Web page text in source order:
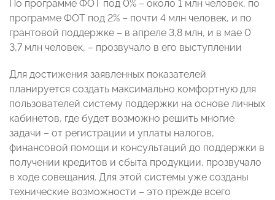
По программе ФОТ под 0% – около 1 млн человек, по
программе ФОТ под 2% – почти 4 млн человек, и по
грантовой поддержке – в апреле 3,8 млн, и в мае 0
3,7 млн человек, – прозвучало в его выступлении
Для достижения заявленных показателей
планируется создать максимально комфортную для
пользователей систему поддержки на основе личных
кабинетов, где будет возможно решить многие
задачи – от регистрации и уплаты налогов,
финансовой помощи и консультаций до поддержки в
получении кредитов и сбыта продукции, прозвучало
в ходе совещания. Для этой системы уже созданы
технические возможности – это прежде всего